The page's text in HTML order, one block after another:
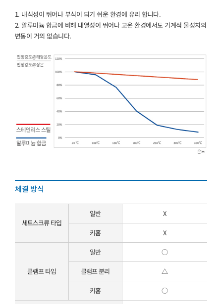
1. 내식성이 뛰어나 부식이 되기 쉬운 환경에 유리 합니다.
2. 알루미늄 합금에 비해 내열성이 뛰어나 고온 환경에서도 기계적 물성치의
변동이 거의 없습니다.
체결 방식
세트스크류 타입
일반 X
키홈 X
클램프 타입
일반 ○
클램프 분리 △
키홈 ○